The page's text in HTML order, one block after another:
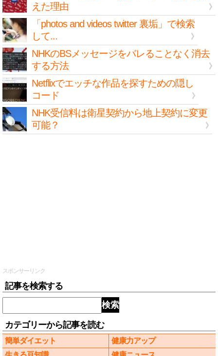
えた理由
「photos and videos twitter 裏垢」で検索
して...
NHKのBSメッセージをバレることなく消去
する方法
Netflixでエッチな作品を探すための隠し
コード
NHK受信料は衛星契約から地上契約に変更
可能？
スポンサーリンク
記事を検索する
検索
カテゴリーから記事を読む
簡単ダイエット
健康力アップ